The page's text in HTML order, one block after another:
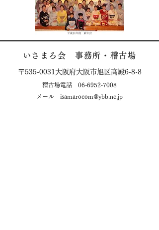
いさまろ会 事務所・稽古場
〒535-0031大阪府大阪市旭区高殿6-8-8
稽古場電話 06-6952-7008
メ ール isamarocom@ybb.ne.jp